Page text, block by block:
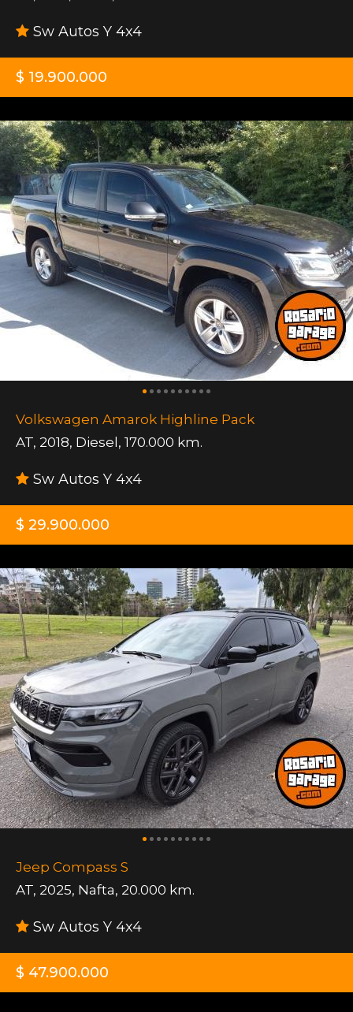
Sw Autos Y 4x4
$ 19.900.000
Volkswagen Amarok Highline Pack
AT, 2018, Diesel , 170.000 km.
Sw Autos Y 4x4
$ 29.900.000
Jeep Compass S
AT, 2025, Nafta, 20.000 km.
Sw Autos Y 4x4
$ 47.900.000